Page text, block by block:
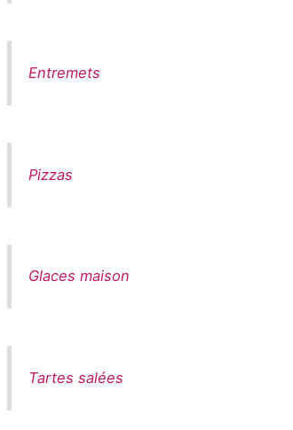
Entremets
Pizzas
Glaces maison
Tartes salées